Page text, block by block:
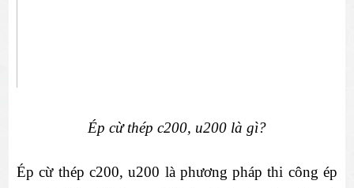
Ép cừ thép c200, u200 là gì?
Ép cừ thép c200, u200 là phương pháp thi công ép